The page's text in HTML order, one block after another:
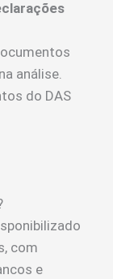
análise.
do DAS
com
e